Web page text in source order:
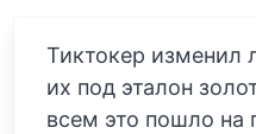
Тиктокер изменил
их под эталон
всем это пошло на